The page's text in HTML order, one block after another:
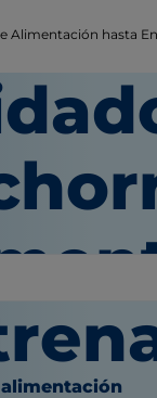
Alimentación hasta